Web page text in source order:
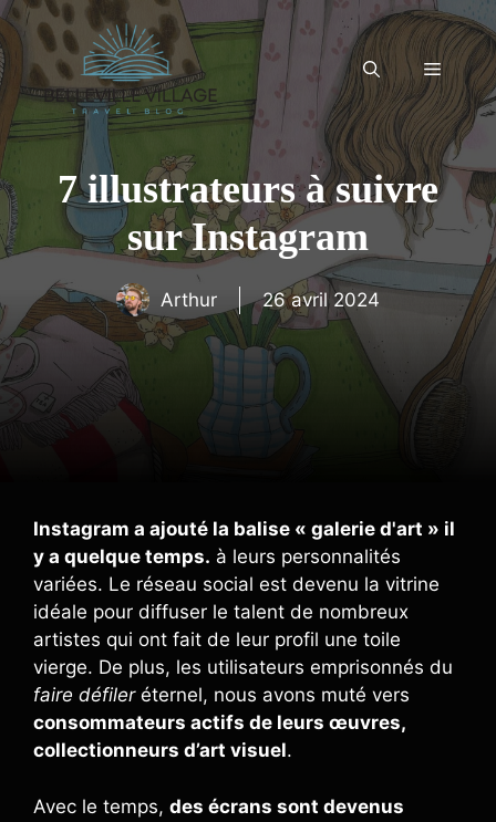
Aller
au
contenu
Menu
7 illustrateurs à suivre
sur Instagram
Arthur 26 avril 2024
Instagram a ajouté la balise « galerie d'art » il
y a quelque temps. à leurs personnalités
variées. Le réseau social est devenu la vitrine
idéale pour diffuser le talent de nombreux
artistes qui ont fait de leur profil une toile
vierge. De plus, les utilisateurs emprisonnés du
faire défileréternel, nous avons muté vers
consommateurs actifs de leurs œuvres,
collectionneurs d’art visuel.
Avec le temps, des écrans sont devenus